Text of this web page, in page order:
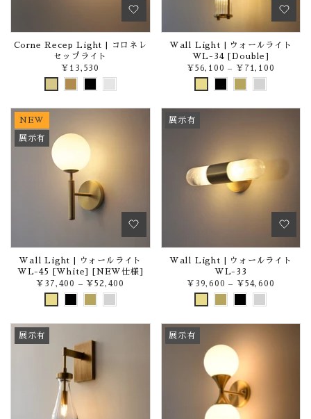
Corne Recep Light | コロネレ
セップライト
¥13,530
Wall Light | ウォールライト
WL-34 [Double]
¥56,100– ¥71,100
NEW
展示有
Wall Light | ウォールライト
WL-45 [White] [NEW仕様]
¥37,400 –¥52,400
展示有
Wall Light | ウォールライト
WL-33
¥39,600– ¥54,600
展示有 展示有